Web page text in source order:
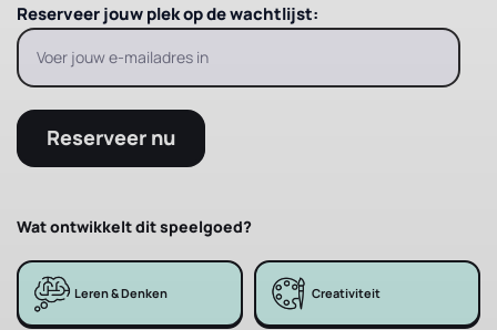
Reserveer jouw plek op de wachtlijst:
Reserveer nu
Wat ontwikkelt dit speelgoed?
Leren & Denken Creativiteit